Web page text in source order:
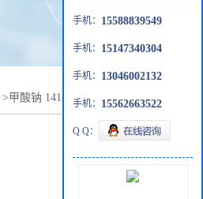
>甲酸钠 141-53-7 工业级 98%
手机： 15588839549
手机： 15147340304
手机： 13046002132
手机： 15562663522
Q Q：